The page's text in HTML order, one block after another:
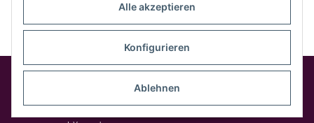
Alle akzeptieren
Konfigurieren
Ablehnen
Google Analytics deaktivierenStatus: